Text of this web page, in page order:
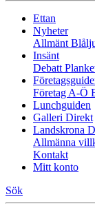
Ettan
Nyheter
Allmänt
Insänt
Debatt
Företag A-Ö
Lunchguiden
Galleri Direkt
Landskrona
Allmänna
Kontakt
Mitt konto
Sök